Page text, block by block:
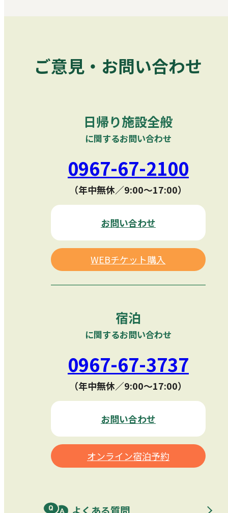
ご意見・お問い合わせ
日帰り施設全般
に関するお問い合わせ
0967-67-2100
（年中無休／9:00〜17:00）
お問い合わせ
WEBチケット購入
宿泊
に関するお問い合わせ
0967-67-3737
（年中無休／9:00〜17:00）
お問い合わせ
オンライン宿泊予約